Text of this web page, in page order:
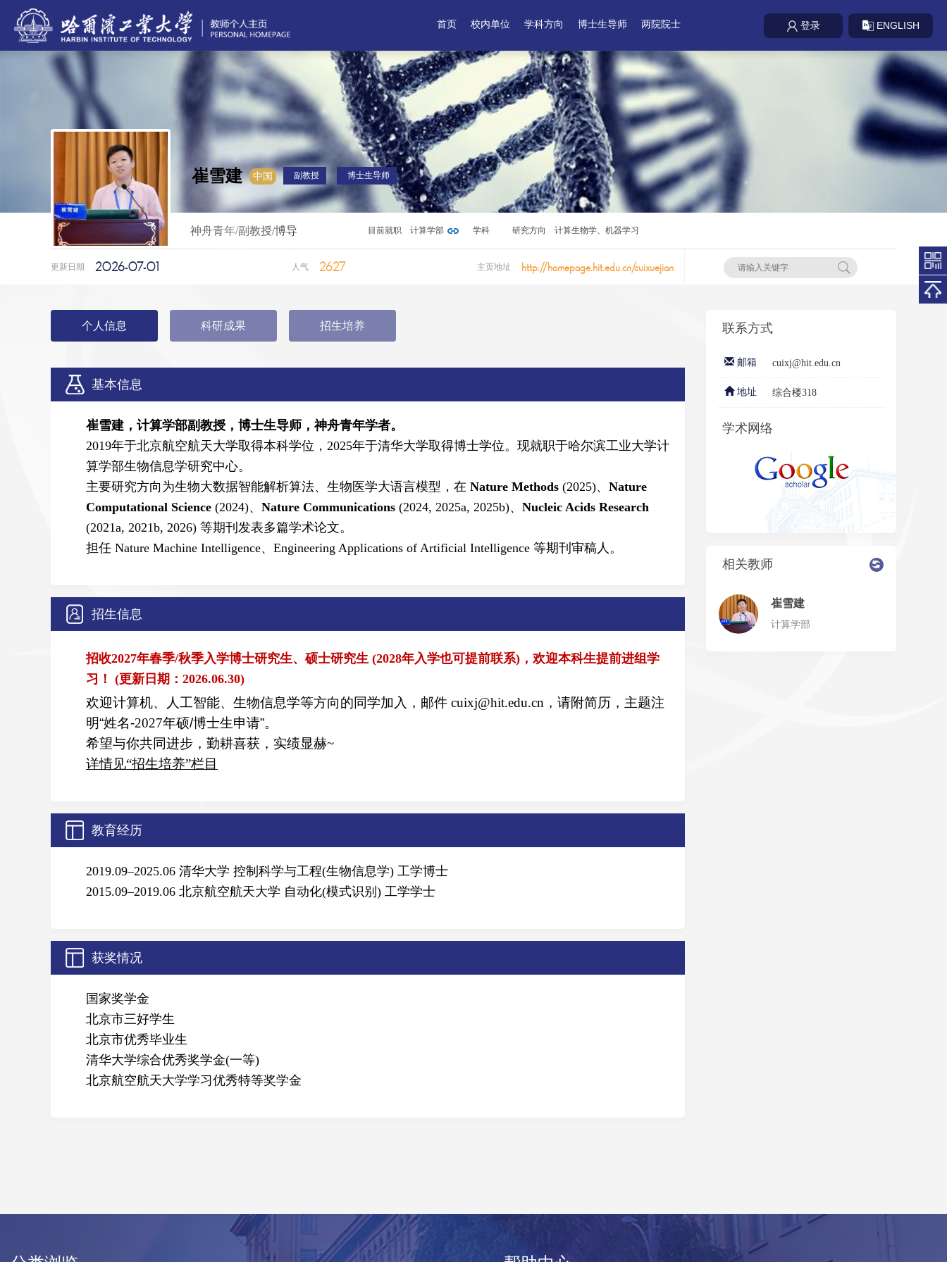
首页 校内单位 学科方向 博士生导师 两院院士 登录 ENGLISH
崔雪建 中国 副教授 博士生导师
神舟青年/副教授/博导 目前就职 计算学部 学科 研究方向 计算生物学、机器学习
更新日期 2026-07-01 人气 2627 主页地址 http://homepage.hit.edu.cn/cuixuejian
个人信息 科研成果 招生培养
基本信息
崔雪建，计算学部副教授，博士生导师，神舟青年学者。
2019年于北京航空航天大学取得本科学位，2025年于清华大学取得博士学位。现就职于哈尔滨工业大学计
算学部生物信息学研究中心。
主要研究方向为生物大数据智能解析算法、生物医学大语言模型，在 Nature Methods (2025)、 Nature
Computational Science (2024)、 Nature Communications (2024, 2025a, 2025b)、 Nucleic Acids Research
(2021a, 2021b, 2026) 等期刊发表多篇学术论文。
担任 Nature Machine Intelligence、Engineering Applications of Artificial Intelligence 等期刊审稿人。
招生信息
招收2027年春季/秋季入学博士研究生、硕士研究生 (2028年入学也可提前联系)，欢迎本科生提前进组学
习！ (更新日期： 2026.06.30)
欢迎计算机、人工智能、生物信息学等方向的同学加入，邮件 cuixj@hit.edu.cn ，请附简历，主题注
明“姓名-2027年硕/博士生申请”。
希望与你共同进步，勤耕喜获，实绩显赫~
详情见“招生培养”栏目
教育经历
2019.09–2025.06 清华大学 控制科学与工程(生物信息学) 工学博士
2015.09–2019.06 北京航空航天大学 自动化(模式识别) 工学学士
获奖情况
国家奖学金
北京市三好学生
北京市优秀毕业生
清华大学综合优秀奖学金(一等)
北京航空航天大学学习优秀特等奖学金
联系方式
邮箱 cuixj@hit.edu.cn
地址 综合楼318
学术网络
相关教师
崔雪建
计算学部